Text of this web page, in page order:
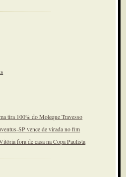
tira 100% do Moleque Travesso
SP vence de virada no fim
fora de casa na Copa Paulista